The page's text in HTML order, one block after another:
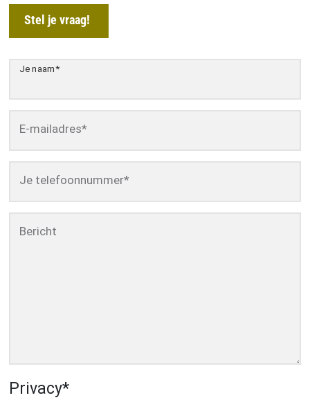
Stel je vraag!
Je naam*
E-mailadres*
Je telefoonnummer*
Bericht
Privacy*